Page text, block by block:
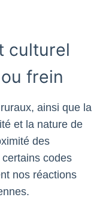
culturel
frein
ainsi que la
et la nature de
des
codes
nos réactions